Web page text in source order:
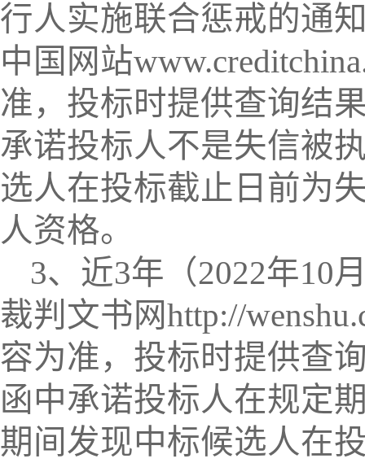
行人实施联合惩戒的通
中国网站
准，投标时提供查询结
承诺投标人不是失信被
选人在投标截止日前为
人资格。
3、近3年（2022年10
裁判文书网http://
容为准，投标时提供查
函中承诺投标人在规定
期间发现中标候选人在